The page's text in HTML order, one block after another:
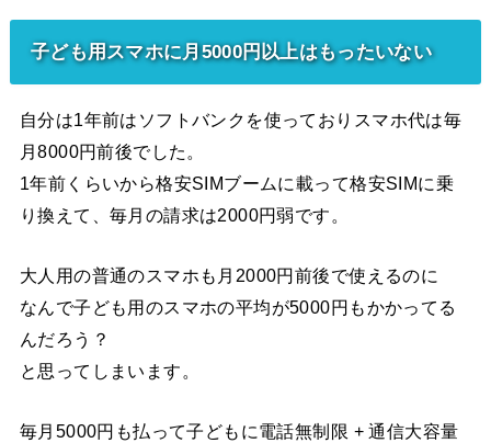
子ども用スマホに月5000円以上はもったいない
自分は1年前はソフトバンクを使っておりスマホ代は毎
月8000円前後でした。
1年前くらいから格安SIMブームに載って格安SIMに乗
り換えて、毎月の請求は2000円弱です。
大人用の普通のスマホも月2000円前後で使えるのに
なんで子ども用のスマホの平均が5000円もかかってる
んだろう？
と思ってしまいます。
毎月5000円も払って子どもに電話無制限 + 通信大容量